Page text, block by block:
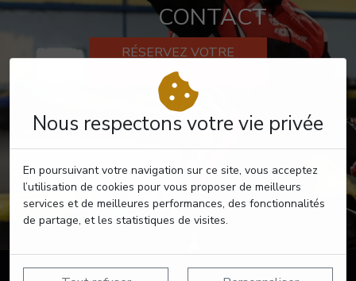
Nous respectons votre vie privée
En poursuivant votre navigation sur ce site, vous acceptez
l’utilisation de cookies pour vous proposer de meilleurs
services et de meilleures performances, des fonctionnalités
de partage, et les statistiques de visites.
CONTACT
RÉSERVEZ VOTRE
PASSAGE